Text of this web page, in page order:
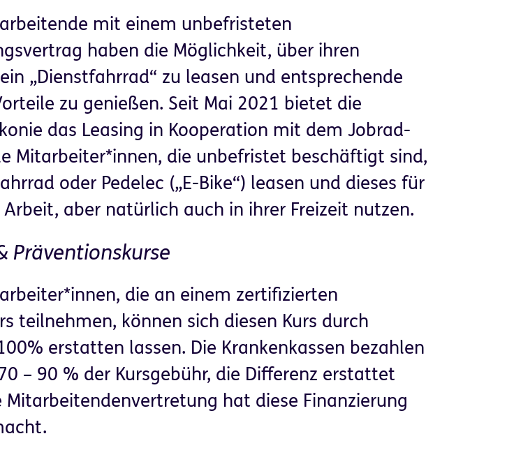
mit einem unbefristeten
haben die Möglichkeit, über ihren
„Dienstfahrrad“ zu leasen und entsprechende
zu genießen. Seit Mai 2021 bietet die
das Leasing in Kooperation mit dem Jobrad-
Mitarbeiter*innen, die unbefristet beschäftigt sind,
oder Pedelec („E-Bike“) leasen und dieses für
Arbeit, aber natürlich auch in ihrer Freizeit nutzen.
Präventionskurse
die an einem zertifizierten
teilnehmen, können sich diesen Kurs durch
erstatten lassen. Die Krankenkassen bezahlen
– 90 % der Kursgebühr, die Differenz erstattet
Mitarbeitendenvertretung hat diese Finanzierung